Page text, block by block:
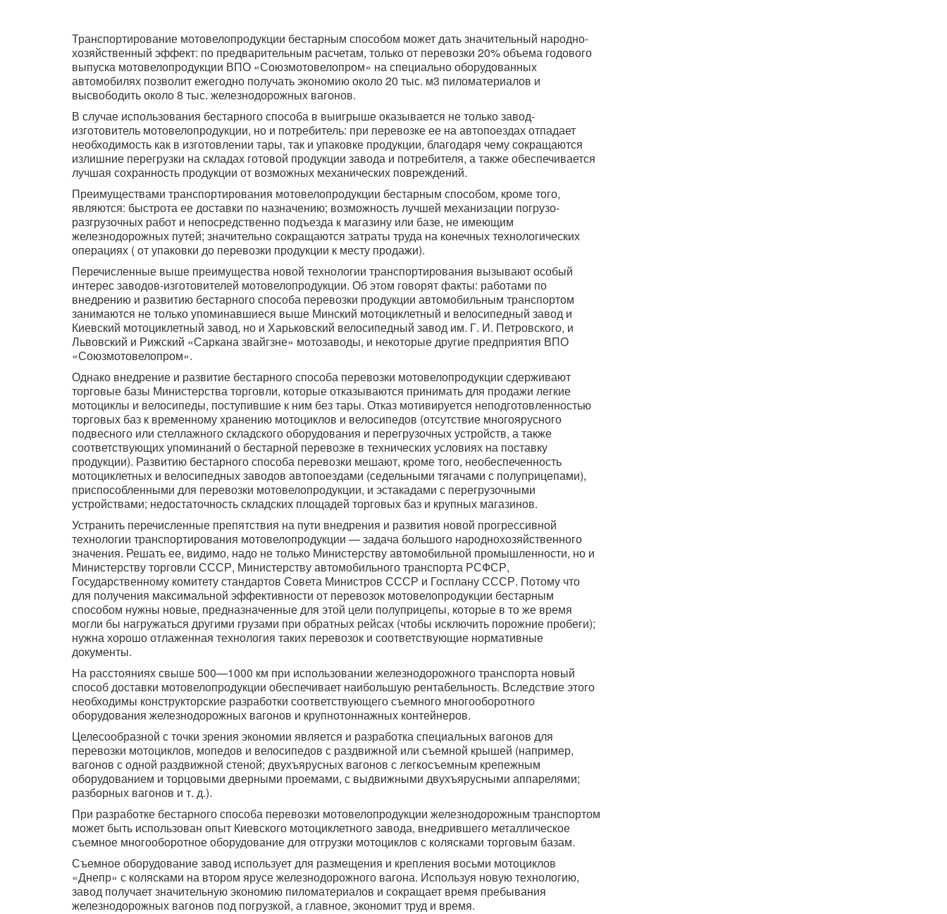
Транспортирование мотовелопродукции бестарным способом может дать значительный народно-
хозяйственный эффект: по предварительным расчетам, только от перевозки 20% объема годового
выпуска мотовелопродукции ВПО «Союзмотовелопром» на специально оборудованных
автомобилях позволит ежегодно получать экономию около 20 тыс. м3 пиломатериалов и
высвободить около 8 тыс. железнодорожных вагонов.
В случае использования бестарного способа в выигрыше оказывается не только завод-
изготовитель мотовелопродукции, но и потребитель: при перевозке ее на автопоездах отпадает
необходимость как в изготовлении тары, так и упаковке продукции, благодаря чему сокращаются
излишние перегрузки на складах готовой продукции завода и потребителя, а также обеспечивается
лучшая сохранность продукции от возможных механических повреждений.
Преимуществами транспортирования мотовелопродукции бестарным способом, кроме того,
являются: быстрота ее доставки по назначению; возможность лучшей механизации погрузо-
разгрузочных работ и непосредственно подъезда к магазину или базе, не имеющим
железнодорожных путей; значительно сокращаются затраты труда на конечных технологических
операциях ( oт упаковки до перевозки продукции к месту продажи).
Перечисленные выше преимущества новой технологии транспортирования вызывают особый
интерес заводов-изготовителей мотовелопродукции. Об этом говорят факты: работами по
внедрению и развитию бестарного способа перевозки продукции автомобильным транспортом
занимаются не только упоминавшиеся выше Минский мотоциклетный и велосипедный завод и
Киевский мотоциклетный завод, но и Харьковский велосипедный завод им. Г. И. Петровского, и
Львовский и Рижский «Саркана звайгзне» мотозаводы, и некоторые другие предприятия ВПО
«Союзмотовелопром».
Однако внедрение и развитие бестарного способа перевозки мотовелопродукции сдерживают
торговые базы Министерства торговли, которые отказываются принимать для продажи легкие
мотоциклы и велосипеды, поступившие к ним без тары. Отказ мотивируется неподготовленностью
торговых баз к временному хранению мотоциклов и велосипедов (отсутствие многоярусного
подвесного или стеллажного складского оборудования и перегрузочных устройств, а также
соответствующих упоминаний о бестарной перевозке в технических условиях на поставку
продукции). Развитию бестарного способа перевозки мешают, кроме того, необеспеченность
мотоциклетных и велосипедных заводов автопоездами (седельными тягачами с полуприцепами),
приспособленными для перевозки мотовелопродукции, и эстакадами с перегрузочными
устройствами; недостаточность складских площадей торговых баз и крупных магазинов.
Устранить перечисленные препятствия на пути внедрения и развития новой прогрессивной
технологии транспортирования мотовелопродукции — задача большого народнохозяйственного
значения. Решать ее, видимо, надо не только Министерству автомобильной промышленности, но и
Министерству торговли СССР, Министерству автомобильного транспорта РСФСР,
Государственному комитету стандартов Совета Министров СССР и Госплану СССР. Потому что
для получения максимальной эффективности от перевозок мотовелопродукции бестарным
способом нужны новые, предназначенные для этой цели полуприцепы, которые в то же время
могли бы нагружаться другими грузами при обратных рейсах (чтобы исключить порожние пробеги);
нужна хорошо отлаженная технология таких перевозок и соответствующие нормативные
документы.
На расстояниях свыше 500—1000 км при использовании железнодорожного транспорта новый
способ доставки мотовелопродукции обеспечивает наибольшую рентабельность. Вследствие этого
необходимы конструкторские разработки соответствующего съемного многооборотного
оборудования железнодорожных вагонов и крупнотоннажных контейнеров.
Целесообразной с точки зрения экономии является и разработка специальных вагонов для
перевозки мотоциклов, мопедов и велосипедов с раздвижной или съемной крышей (например,
вагонов с одной раздвижной стеной; двухъярусных вагонов с легкосъемным крепежным
оборудованием и торцовыми дверными проемами, с выдвижными двухъярусными аппарелями;
разборных вагонов и т. д.).
При разработке бестарного способа перевозки мотовелопродукции железнодорожным транспортом
может быть использован опыт Киевского мотоциклетного завода, внедрившего металлическое
съемное многооборотное оборудование для отгрузки мотоциклов с колясками торговым базам.
Съемное оборудование завод использует для размещения и крепления восьми мотоциклов
«Днепр» с колясками на втором ярусе железнодорожного вагона. Используя новую технологию,
завод получает значительную экономию пиломатериалов и сокращает время пребывания
железнодорожных вагонов под погрузкой, а главное, экономит труд и время.